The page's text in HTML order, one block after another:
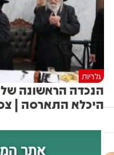
גלריות
הנכדה הראשונה
היכלא התארסה |